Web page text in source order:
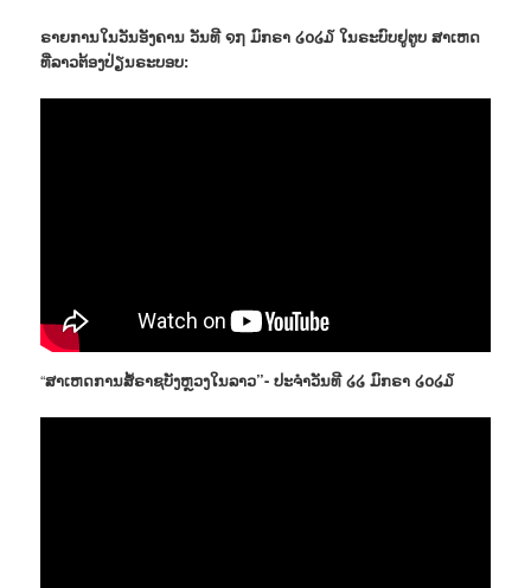
ຣາຍການໃນວັນອັງຄານ ວັນທີ ໑໗ ມົກຣາ ໒໐໒໓ ໃນຣະບົບຢູຕູບ ສາເຫດ
ທີ່ລາວຕ້ອງປ່ຽນຣະບອບ:
“ສາເຫດການສໍ້ຣາຊບັງຫຼວງໃນລາວ”- ປະຈຳວັນທີ ໒໒ ມົກຣາ ໒໐໒໓